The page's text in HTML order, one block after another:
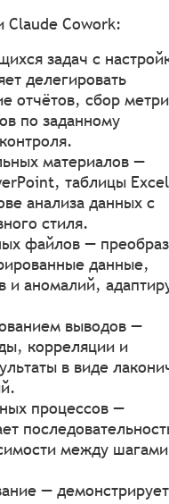
Claude Cowork:
задач с
делегировать
отчётов, сбор
по заданному
материалов —
таблицы
анализа данных с
стиля.
файлов —
данные,
и аномалий,
выводов —
корреляции и
в виде
процессов —
между
— демонстрирует